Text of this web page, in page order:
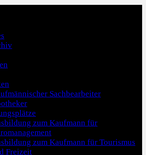
Sachbearbeiter
zum Kaufmann für
zum Kaufmann für Tourismus
Freizeit